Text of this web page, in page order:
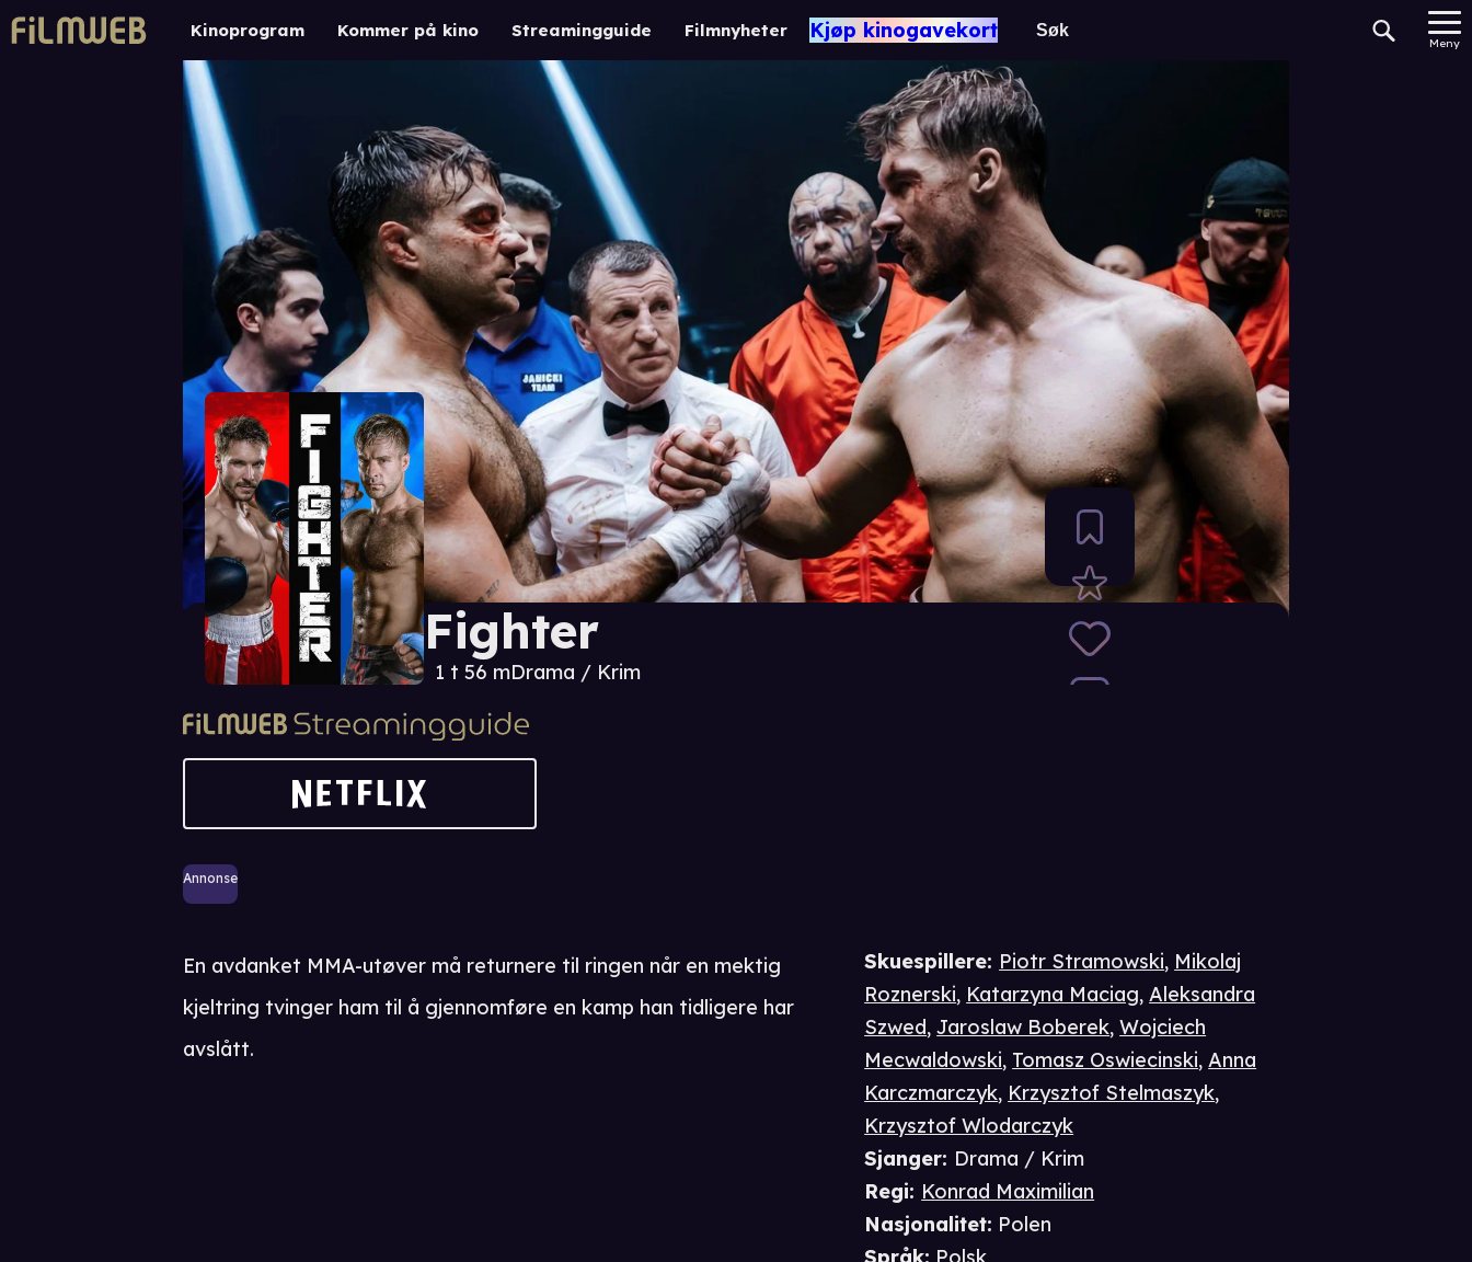
Kinoprogram Kommer på kino Streamingguide Filmnyheter Kjøp kinogavekort
Meny
Fighter
1 t 56 mDrama / Krim
Annonse
Skuespillere: Piotr Stramowski, Mikolaj
Roznerski, Katarzyna Maciag,Aleksandra
Szwed,Jaroslaw Boberek,Wojciech
Mecwaldowski, Tomasz Oswiecinski,Anna
Karczmarczyk, Krzysztof Stelmaszyk,
Krzysztof Wlodarczyk
Sjanger: Drama / Krim
Regi: Konrad Maximilian
Nasjonalitet: Polen
En avdanket MMA-utøver må returnere til ringen når en mektig
kjeltring tvinger ham til å gjennomføre en kamp han tidligere har
avslått.